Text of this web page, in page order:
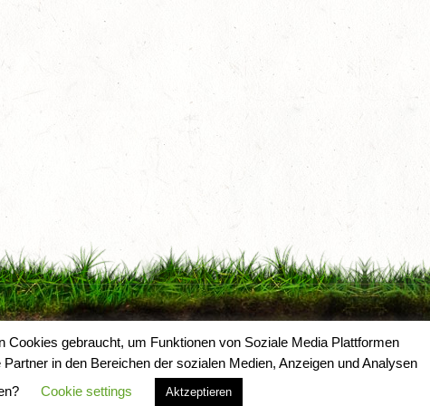
gebraucht, um Funktionen von Soziale Media Plattformen
in den Bereichen der sozialen Medien, Anzeigen und Analysen
Cookie settings Aktzeptieren